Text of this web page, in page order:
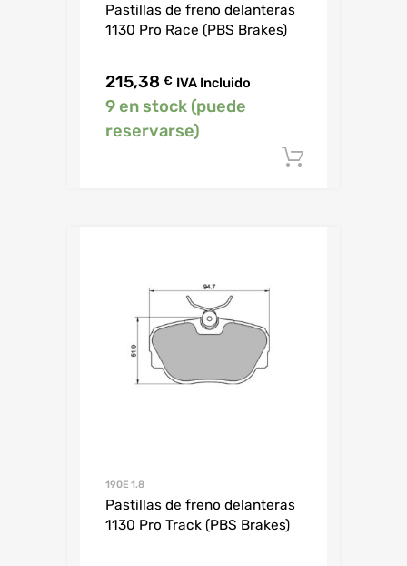
Pastillas de freno delanteras
1130 Pro Race (PBS Brakes)
215,38 € IVA Incluido
9 en stock (puede
reservarse)
190E 1.8
Pastillas de freno delanteras
1130 Pro Track (PBS Brakes)